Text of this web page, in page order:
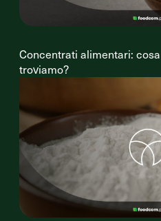
Concentrati alimentari:
troviamo?